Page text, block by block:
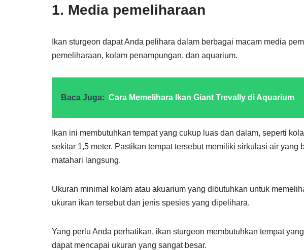
1. Media pemeliharaan
Ikan sturgeon dapat Anda pelihara dalam berbagai macam media
pemeliharaan, kolam penampungan, dan aquarium.
Baca Juga: Cara Memelihara Ikan Giant Trevally di Aquarium
Ikan ini membutuhkan tempat yang cukup luas dan dalam, seperti
sekitar 1,5 meter. Pastikan tempat tersebut memiliki sirkulasi air yang
matahari langsung.
Ukuran minimal kolam atau akuarium yang dibutuhkan untuk
ukuran ikan tersebut dan jenis spesies yang dipelihara.
Yang perlu Anda perhatikan, ikan sturgeon membutuhkan tempat
dapat mencapai ukuran yang sangat besar.